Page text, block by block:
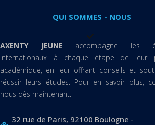
QUI SOMMES - NOUS
AXENTY JEUNE accompagne les
internationaux à chaque étape de leur
académique, en leur offrant conseils et
réussir leurs études. Pour en savoir plus,
nous dès maintenant.
32 rue de Paris, 92100 Boulogne -